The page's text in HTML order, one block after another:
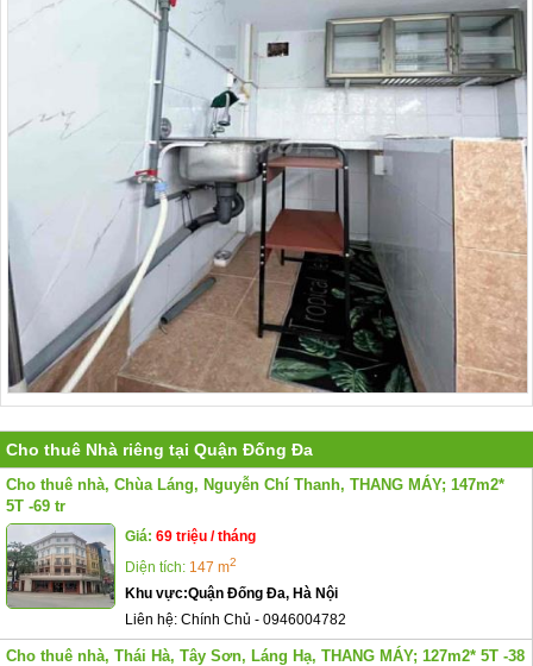
Cho thuê Nhà riêng tại Quận Đống Đa
Cho thuê nhà, Chùa Láng, Nguyễn Chí Thanh, THANG MÁY; 147m2*
5T -69 tr
Giá: 69 triệu / tháng
Diện tích: 147 m2
Khu vực:Quận Đống Đa, Hà Nội
Liên hệ: Chính Chủ - 0946004782
Cho thuê nhà, Thái Hà, Tây Sơn, Láng Hạ, THANG MÁY; 127m2* 5T -38